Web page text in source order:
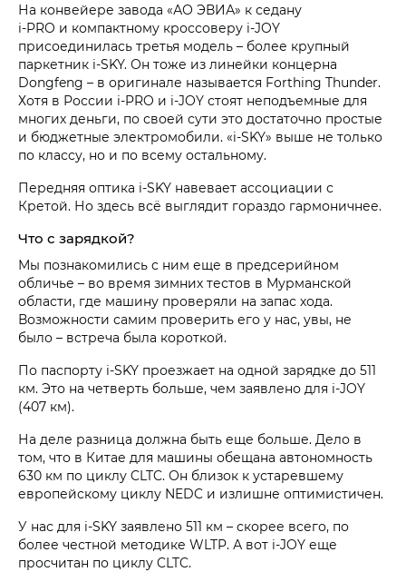
На конвейере завода «АО ЭВИА» к седану
i‑PRO и компактному кроссоверу i‑JOY
присоединилась третья модель – более крупный
паркетник i‑SKY. Он тоже из линейки концерна
Dongfeng – в оригинале называется Forthing Thunder.
Хотя в России i‑PRO и i‑JOY стоят неподъемные для
многих деньги, по своей сути это достаточно простые
и бюджетные электромобили. «i‑SKY» выше не только
по классу, но и по всему остальному.
Передняя оптика i‑SKY навевает ассоциации с
Кретой. Но здесь всё выглядит гораздо гармоничнее.
Что с зарядкой?
Мы познакомились с ним еще в предсерийном
обличье – во время зимних тестов в Мурманской
области, где машину проверяли на запас хода.
Возможности самим проверить его у нас, увы, не
было – встреча была короткой.
По паспорту i‑SKY проезжает на одной зарядке до 511
км. Это на четверть больше, чем заявлено для i‑JOY
(407 км).
На деле разница должна быть еще больше. Дело в
том, что в Китае для машины обещана автономность
630 км по циклу CLTC. Он близок к устаревшему
европейскому циклу NEDC и излишне оптимистичен.
У нас для i‑SKY заявлено 511 км – скорее всего, по
более честной методике WLTP. А вот i‑JOY еще
просчитан по циклу CLTC.